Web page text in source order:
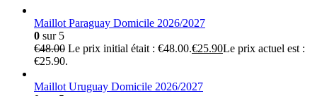
Maillot Paraguay Domicile 2026/2027
0 sur 5
€48.00 Le prix initial était : €48.00.€25.90Le prix actuel est :
€25.90.
Maillot Uruguay Domicile 2026/2027